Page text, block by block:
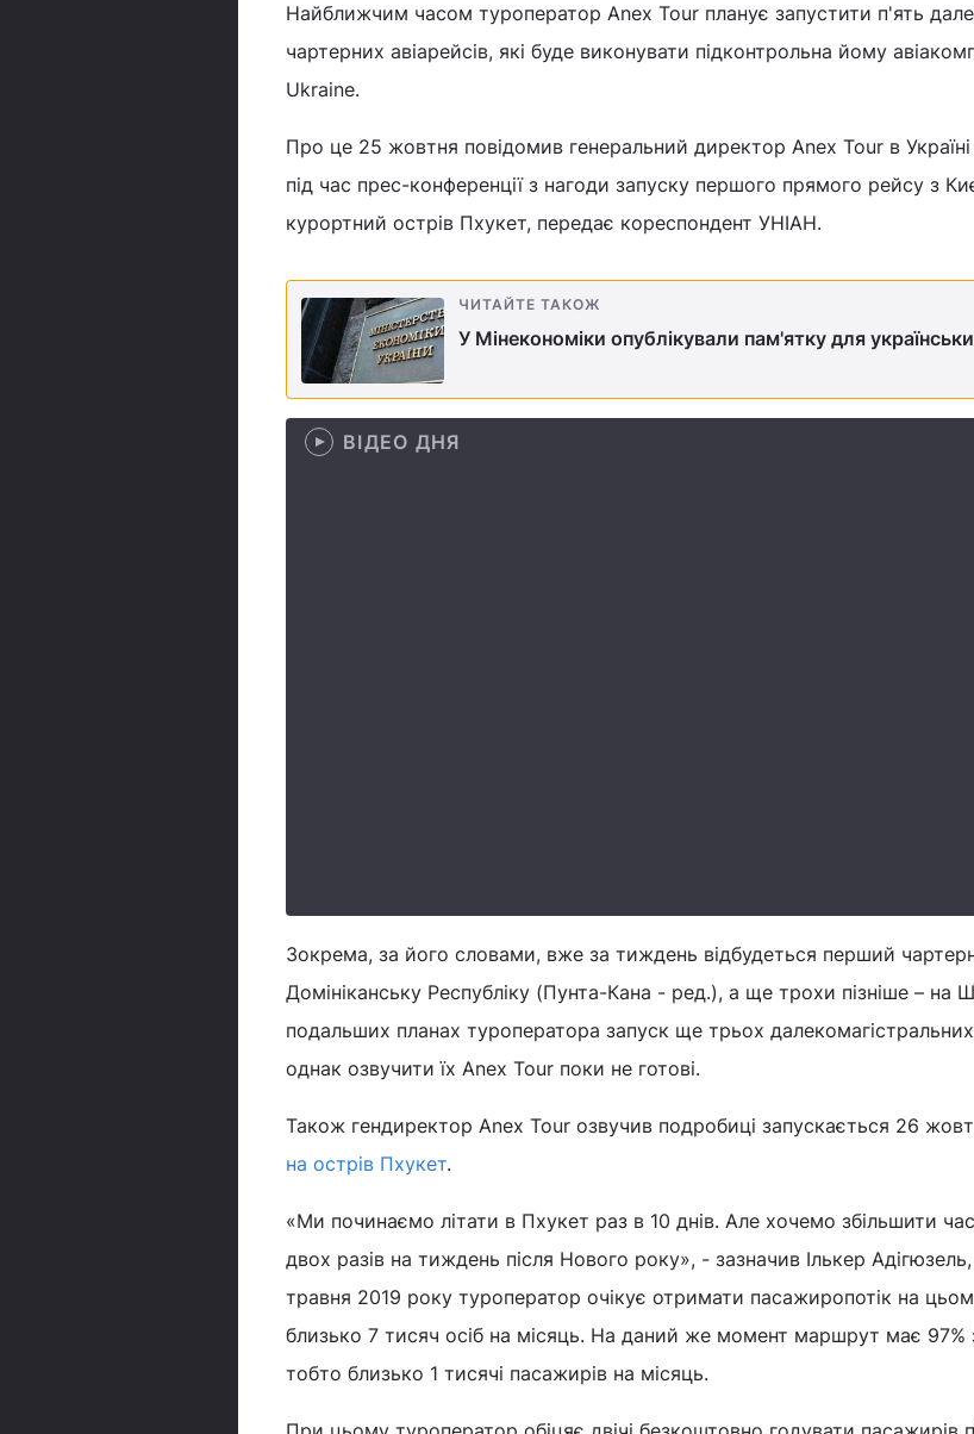
Найближчим часом туроператор Anex Tour планує запустити п'ять
чартерних авіарейсів, які буде виконувати підконтрольна йому
Ukraine.
Про це 25 жовтня повідомив генеральний директор Anex Tour в Україні
під час прес-конференції з нагоди запуску першого прямого рейсу з
курортний острів Пхукет, передає кореспондент УНІАН.
ЧИТАЙТЕ ТАКОЖ
У Мінекономіки опублікували пам'ятку для
ВІДЕО ДНЯ
Зокрема, за його словами, вже за тиждень відбудеться перший
Домініканську Республіку (Пунта-Кана - ред.), а ще трохи пізніше – на
подальших планах туроператора запуск ще трьох далекомагістральних
однак озвучити їх Anex Tour поки не готові.
Також гендиректор Anex Tour озвучив подробиці запускається 26
на острів Пхукет.
«Ми починаємо літати в Пхукет раз в 10 днів. Але хочемо збільшити
двох разів на тиждень після Нового року», - зазначив Ількер
травня 2019 року туроператор очікує отримати пасажиропотік на
близько 7 тисяч осіб на місяць. На даний же момент маршрут має 97%
тобто близько 1 тисячі пасажирів на місяць.